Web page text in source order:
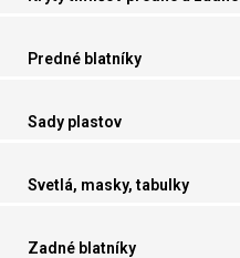
Predné blatníky
Sady plastov
Svetlá, masky, tabulky
Zadné blatníky